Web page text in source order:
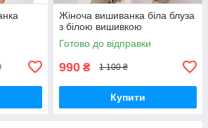
Жіноча вишиванка біла блуза
з білою вишивкою
Готово до відправки
990 ₴ 1 100 ₴
Купити